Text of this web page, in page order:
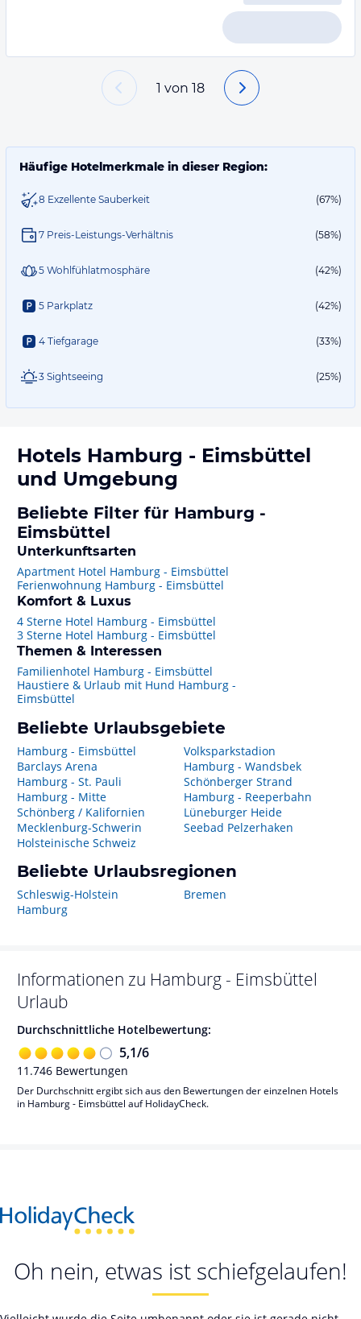
1 von 18
Häufige Hotelmerkmale in dieser Region:
8 Exzellente Sauberkeit (67%)
7 Preis-Leistungs-Verhältnis (58%)
5 Wohlfühlatmosphäre (42%)
5 Parkplatz (42%)
4 Tiefgarage (33%)
3 Sightseeing (25%)
Hotels Hamburg - Eimsbüttel
und Umgebung
Beliebte Filter für Hamburg -
Eimsbüttel
Unterkunftsarten
Apartment Hotel Hamburg - Eimsbüttel
Ferienwohnung Hamburg - Eimsbüttel
Komfort & Luxus
4 Sterne Hotel Hamburg - Eimsbüttel
3 Sterne Hotel Hamburg - Eimsbüttel
Themen & Interessen
Familienhotel Hamburg - Eimsbüttel
Haustiere & Urlaub mit Hund Hamburg -
Eimsbüttel
Beliebte Urlaubsgebiete
Hamburg - Eimsbüttel
Barclays Arena
Hamburg - St. Pauli
Hamburg - Mitte
Schönberg / Kalifornien
Mecklenburg-Schwerin
Holsteinische Schweiz
Volksparkstadion
Hamburg - Wandsbek
Schönberger Strand
Hamburg - Reeperbahn
Lüneburger Heide
Seebad Pelzerhaken
Beliebte Urlaubsregionen
Schleswig-Holstein
Hamburg
Bremen
Informationen zu Hamburg - Eimsbüttel
Urlaub
Durchschnittliche Hotelbewertung:
5,1/6
11.746 Bewertungen
Der Durchschnitt ergibt sich aus den Bewertungen der einzelnen Hotels
in Hamburg - Eimsbüttel auf HolidayCheck.
Oh nein, etwas ist schiefgelaufen!